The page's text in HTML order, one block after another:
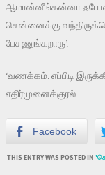
ஆமான்னீங்கன்னா
சென்னைக்கு
பேசணுங்கறாரு’.
‘வணக்கம். எப்பிடி
எதிர்முனைக்குரல்.
Facebook
THIS ENTRY WAS POSTED IN